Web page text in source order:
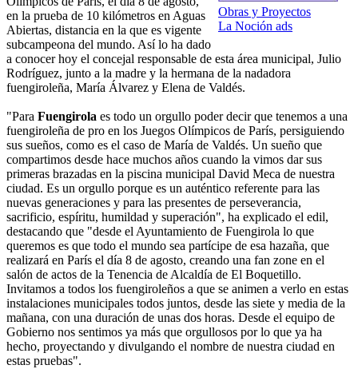
Obras y Proyectos
La Noción ads
en la prueba de 10 kilómetros en Aguas
Abiertas, distancia en la que es vigente
subcampeona del mundo. Así lo ha dado
a conocer hoy el concejal responsable de esta área municipal, Julio
Rodríguez, junto a la madre y la hermana de la nadadora
fuengiroleña, María Álvarez y Elena de Valdés.
"Para Fuengirola es todo un orgullo poder decir que tenemos a una
fuengiroleña de pro en los Juegos Olímpicos de París, persiguiendo
sus sueños, como es el caso de María de Valdés. Un sueño que
compartimos desde hace muchos años cuando la vimos dar sus
primeras brazadas en la piscina municipal David Meca de nuestra
ciudad. Es un orgullo porque es un auténtico referente para las
nuevas generaciones y para las presentes de perseverancia,
sacrificio, espíritu, humildad y superación", ha explicado el edil,
destacando que "desde el Ayuntamiento de Fuengirola lo que
queremos es que todo el mundo sea partícipe de esa hazaña, que
realizará en París el día 8 de agosto, creando una fan zone en el
salón de actos de la Tenencia de Alcaldía de El Boquetillo.
Invitamos a todos los fuengiroleños a que se animen a verlo en estas
instalaciones municipales todos juntos, desde las siete y media de la
mañana, con una duración de unas dos horas. Desde el equipo de
Gobierno nos sentimos ya más que orgullosos por lo que ya ha
hecho, proyectando y divulgando el nombre de nuestra ciudad en
estas pruebas".